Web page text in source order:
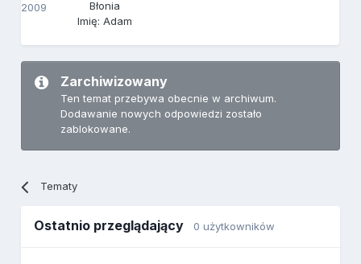
2009
Błonia
Imię: Adam
Zarchiwizowany
Ten temat przebywa obecnie w archiwum.
Dodawanie nowych odpowiedzi zostało
zablokowane.
Tematy
Ostatnio przeglądający 0 użytkowników